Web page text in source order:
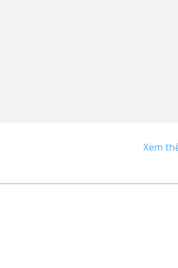
ZG 168 được ví như ông Vua trong không
Xem